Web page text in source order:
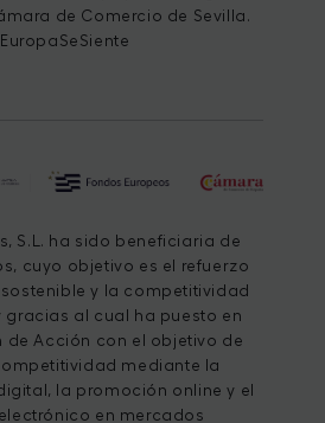
de Comercio de Sevilla.
S.L. ha sido beneficiaria de
cuyo objetivo es el refuerzo
y la competitividad
gracias al cual ha puesto en
de Acción con el objetivo de
mediante la
la promoción online y el
en mercados